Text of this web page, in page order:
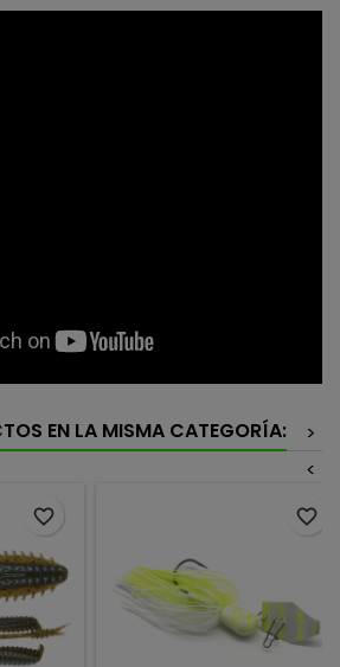
EN LA MISMA CATEGORÍA:
>
<
favorite_border favorite_border